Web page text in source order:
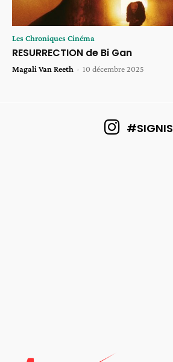
Les Chroniques Cinéma
RESURRECTION de Bi Gan
Magali Van Reeth - 10 décembre 2025
#SIGNIS